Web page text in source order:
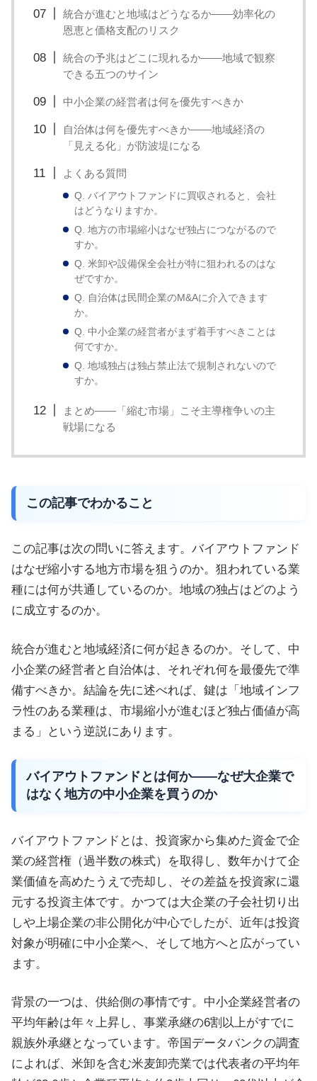
統合が進むと地域はどうなるか——効率化の
恩恵と価格支配のリスク
統合の予兆はどこに現れるか——地域で観察
できる五つのサイン
中小企業の経営者は何を優先すべきか
自治体は何を優先すべきか——地域経済の
「見える化」が防波堤になる
よくある質問
Q. バイアウトファンドに買収されると、会社
はどうなりますか。
Q. 地方の市場縮小はなぜ独占につながるので
すか。
Q. 米卸や設備保全会社が特に狙われるのはな
ぜですか。
Q. 自治体は民間企業のM&Aに介入できます
か。
Q. 中小企業の経営者がまず着手すべきことは
何ですか。
Q. 地域独占は独占禁止法で規制されないので
すか。
まとめ——「縮む市場」こそ主導権争いの主
戦場になる
この記事でわかること
この記事は次の問いに答えます。バイアウトファンド
はなぜ縮小する地方市場を狙うのか。狙われている業
種には何が共通しているのか。地域の独占はどのよう
に成立するのか。
統合が進むと地域経済に何が起きるのか。そして、中
小企業の経営者と自治体は、それぞれ何を最優先で準
備すべきか。結論を先に述べれば、鍵は「地域インフ
ラ性のある業種は、市場縮小が進むほど独占価値が高
まる」という逆説にあります。
バイアウトファンドとは何か——なぜ大企業で
はなく地方の中小企業を買うのか
バイアウトファンドとは、投資家から集めた資金で企
業の経営権（過半数の株式）を取得し、数年かけて企
業価値を高めたうえで売却し、その差益を投資家に還
元する投資主体です。かつては大企業の子会社切り出
しや上場企業の非公開化が中心でしたが、近年は投資
対象が明確に中小企業へ、そして地方へと広がってい
ます。
背景の一つは、供給側の事情です。中小企業経営者の
平均年齢は年々上昇し、事業承継の6割以上がすでに
親族外承継となっています。帝国データバンクの調査
によれば、米卸を含む米麦卸売業では代表者の平均年